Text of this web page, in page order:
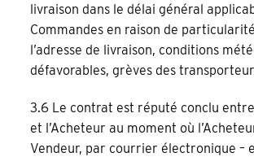
livraison dans le délai général
Commandes en raison de
l’adresse de livraison, conditions
défavorables, grèves des
3.6 Le contrat est réputé conclu
et l’Acheteur au moment où
Vendeur, par courrier électronique –